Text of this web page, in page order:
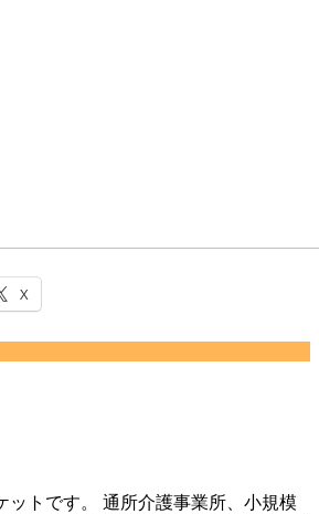
X
ットです。 通所介護事業所、小規模